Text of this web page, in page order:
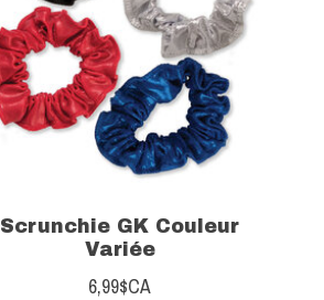
Scrunchie GK Couleur
Variée
6,99$CA